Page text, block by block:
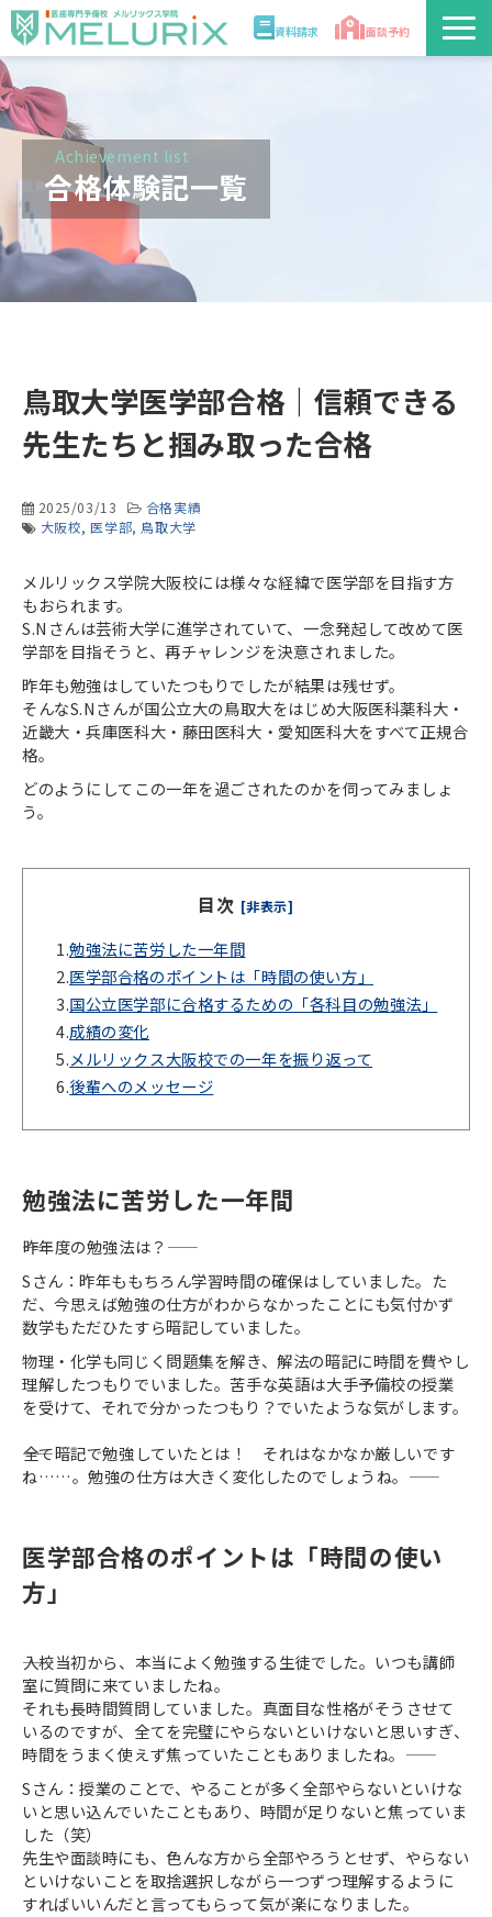
資料請求 面談予約
説明会/講座
校舎情報
入学案内
合格実績・合格体験記
医学部解答速報2026
Achievement list
合格体験記一覧
鳥取大学医学部合格｜信頼できる
先生たちと掴み取った合格
2025/03/13
合格実績
大阪校 医学部 鳥取大学
メルリックス学院大阪校には様々な経緯で医学部を目指す方
もおられます。
S.Nさんは芸術大学に進学されていて、一念発起して改めて医
学部を目指そうと、再チャレンジを決意されました。
昨年も勉強はしていたつもりでしたが結果は残せず。
そんなS.Nさんが国公立大の鳥取大をはじめ大阪医科薬科大・
近畿大・兵庫医科大・藤田医科大・愛知医科大をすべて正規合
格。
どのようにしてこの一年を過ごされたのかを伺ってみましょ
う。
目次 [非表示]
1.勉強法に苦労した一年間
2.医学部合格のポイントは「時間の使い方」
3.国公立医学部に合格するための「各科目の勉強法」
4.成績の変化
5.メルリックス大阪校での一年を振り返って
6.後輩へのメッセージ
勉強法に苦労した一年間
――昨年度の勉強法は？――
Sさん：昨年ももちろん学習時間の確保はしていました。た
だ、今思えば勉強の仕方がわからなかったことにも気付かず
数学もただひたすら暗記していました。
物理・化学も同じく問題集を解き、解法の暗記に時間を費やし
理解したつもりでいました。苦手な英語は大手予備校の授業
を受けて、それで分かったつもり？でいたような気がします。
――全て暗記で勉強していたとは！ それはなかなか厳しいです
ね……。勉強の仕方は大きく変化したのでしょうね。――
医学部合格のポイントは「時間の使い
方」
――入校当初から、本当によく勉強する生徒でした。いつも講師
室に質問に来ていましたね。
それも長時間質問していました。真面目な性格がそうさせて
いるのですが、全てを完璧にやらないといけないと思いすぎ、
時間をうまく使えず焦っていたこともありましたね。――
Sさん：授業のことで、やることが多く全部やらないといけな
いと思い込んでいたこともあり、時間が足りないと焦っていま
した（笑）
先生や面談時にも、色んな方から全部やろうとせず、やらない
といけないことを取捨選択しながら一つずつ理解するように
すればいいんだと言ってもらって気が楽になりました。